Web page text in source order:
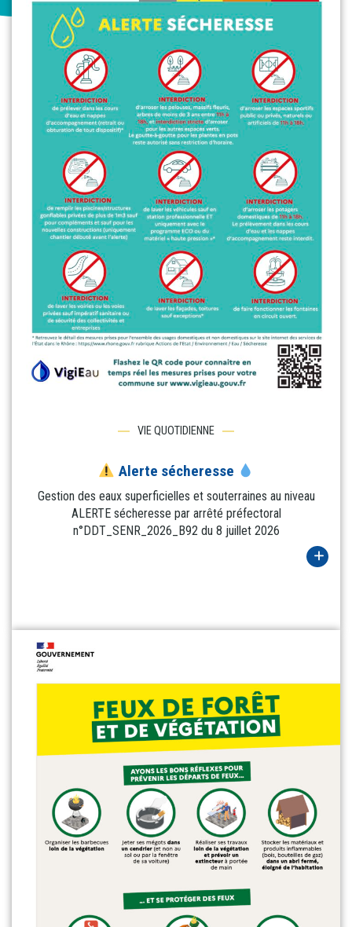
VIE QUOTIDIENNE
Alerte sécheresse
Gestion des eaux superficielles et souterraines au niveau
ALERTE sécheresse par arrêté préfectoral
n°DDT_SENR_2026_B92 du 8 juillet 2026